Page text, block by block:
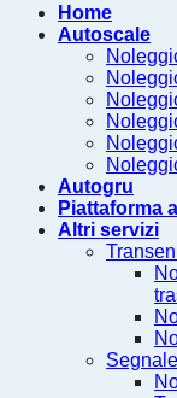
Home
Autoscale
Autogru
Piattaforma
Altri servizi